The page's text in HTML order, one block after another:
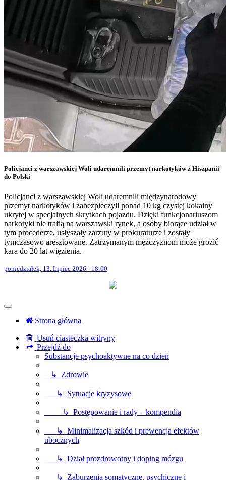
Policjanci z warszawskiej Woli udaremnili przemyt narkotyków z Hiszpanii
do Polski
Policjanci z warszawskiej Woli udaremnili międzynarodowy
przemyt narkotyków i zabezpieczyli ponad 10 kg czystej kokainy
ukrytej w specjalnych skrytkach pojazdu. Dzięki funkcjonariuszom
narkotyki nie trafią na warszawski rynek, a osoby biorące udział w
tym procederze, usłyszały zarzuty w prokuraturze i zostały
tymczasowo aresztowane. Zatrzymanym mężczyznom może grozić
kara do 20 lat więzienia.
poniedziałek, 13. Lipiec 2026 - 18:00
Strona główna
Usuń ciasteczka witryny
Przejdź do
Substancje psychoaktywne na co dzień
↳ Zdrowie
↳ Sytuacje kryzysowe
↳ Postępowanie i rady – kompendia
↳ Minimalizacja szkód i prewencja efektów
ubocznych
↳ Dział prozdrowotny i doping mózgu
↳ Zaburzenia somatyczne, psychiczne i